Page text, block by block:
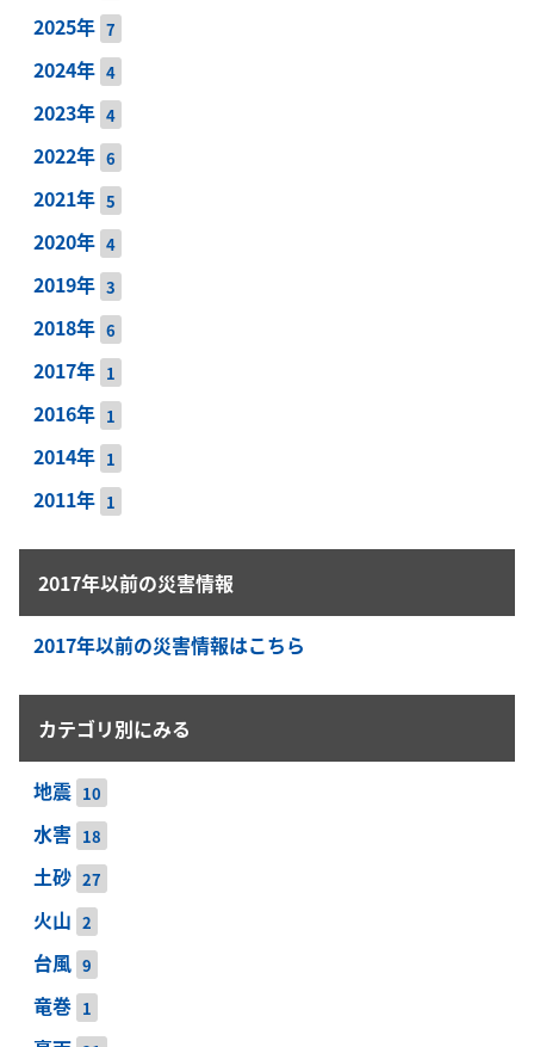
2025年 7
2024年 4
2023年 4
2022年 6
2021年 5
2020年 4
2019年 3
2018年 6
2017年 1
2016年 1
2014年 1
2011年 1
2017年以前の災害情報
2017年以前の災害情報はこちら
カテゴリ別にみる
地震 10
水害 18
土砂 27
火山 2
台風 9
竜巻 1